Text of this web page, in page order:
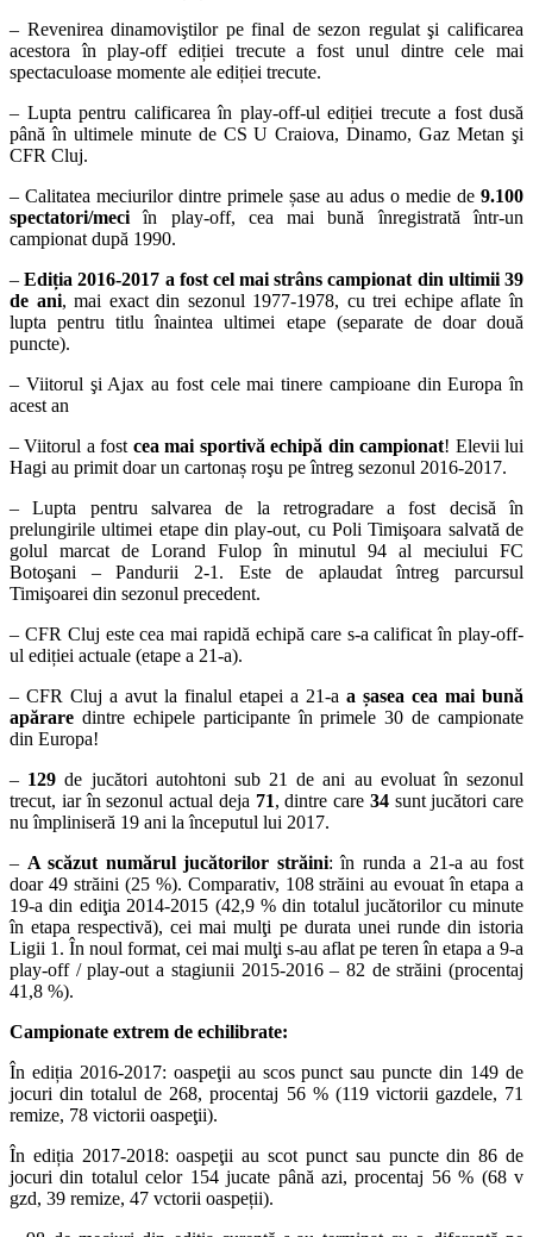
– Revenirea dinamoviştilor pe final de sezon regulat şi calificarea
acestora în play-off ediției trecute a fost unul dintre cele mai
spectaculoase momente ale ediției trecute.
– Lupta pentru calificarea în play-off-ul ediției trecute a fost dusă
până în ultimele minute de CS U Craiova, Dinamo, Gaz Metan şi
CFR Cluj.
– Calitatea meciurilor dintre primele șase au adus o medie de 9.100
spectatori/meciîn play-off, cea mai bună înregistrată într-un
campionat după 1990.
– Ediția 2016-2017 a fost cel mai strâns campionat din ultimii 39
de ani, mai exact din sezonul 1977-1978, cu trei echipe aflate în
lupta pentru titlu înaintea ultimei etape (separate de doar două
puncte).
– Viitorul şi Ajax au fost cele mai tinere campioane din Europa în
acest an
– Viitorul a fost cea mai sportivă echipă din campionat! Elevii lui
Hagi au primit doar un cartonaș roşu pe întreg sezonul 2016-2017.
– Lupta pentru salvarea de la retrogradare a fost decisă în
prelungirile ultimei etape din play-out, cu Poli Timişoara salvată de
golul marcat de Lorand Fulop în minutul 94 al meciului FC
Botoşani – Pandurii 2-1. Este de aplaudat întreg parcursul
Timişoarei din sezonul precedent.
– CFR Cluj este cea mai rapidă echipă care s-a calificat în play-off-
ul ediției actuale (etape a 21-a).
– CFR Cluj a avut la finalul etapei a 21-a a șasea cea mai bună
apărare dintre echipele participante în primele 30 de campionate
din Europa!
– 129 de jucători autohtoni sub 21 de ani au evoluat în sezonul
trecut, iar în sezonul actual deja 71, dintre care 34sunt jucători care
nu împliniseră 19 ani la începutul lui 2017.
– A scăzut numărul jucătorilor străini: în runda a 21-a au fost
doar 49 străini (25 %). Comparativ, 108 străini au evouat în etapa a
19-a din ediţia 2014-2015 (42,9 % din totalul jucătorilor cu minute
în etapa respectivă), cei mai mulţi pe durata unei runde din istoria
Ligii 1. În noul format, cei mai mulţi s-au aflat pe teren în etapa a 9-a
play-off / play-out a stagiunii 2015-2016 – 82 de străini (procentaj
41,8 %).
Campionate extrem de echilibrate:
În ediția 2016-2017: oaspeţii au scos punct sau puncte din 149 de
jocuri din totalul de 268, procentaj 56 % (119 victorii gazdele, 71
remize, 78 victorii oaspeţii).
În ediția 2017-2018: oaspeţii au scot punct sau puncte din 86 de
jocuri din totalul celor 154 jucate până azi, procentaj 56 % (68 v
gzd, 39 remize, 47 vctorii oaspeții).